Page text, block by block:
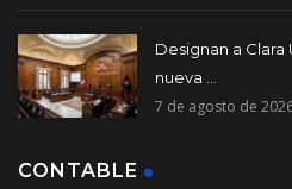
Designan a
nueva ...
7 de agosto de
CONTABLE